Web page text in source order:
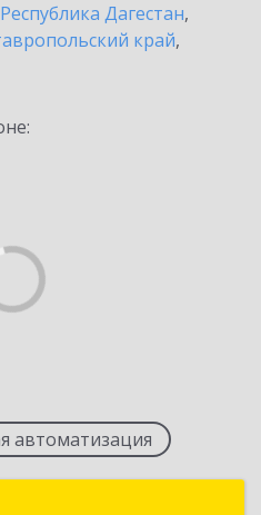
Республика Дагестан,
край,
автоматизация